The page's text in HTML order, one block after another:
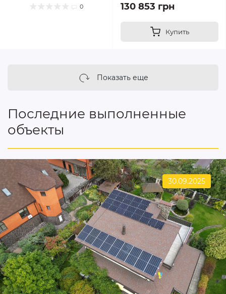
0 130 853 грн
Купить
Показать еще
Последние выполненные
объекты
30.09.2025